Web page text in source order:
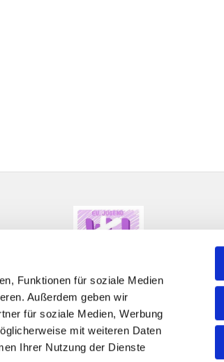
Funktionen für soziale Medien
Außerdem geben wir
für soziale Medien, Werbung
mit weiteren Daten
Ihrer Nutzung der Dienste